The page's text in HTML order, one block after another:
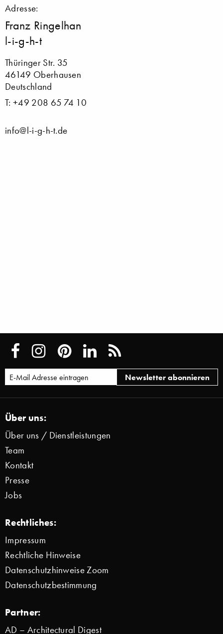
Adresse:
Franz Ringelhan
l-i-g-h-t
Thüringer Str. 35
46149 Oberhausen
Deutschland
T: +49 208 65 74 10
info@l-i-g-h-t.de
Über uns:
Über uns / Dienstleistungen
Team
Kontakt
Presse
Jobs
Rechtliches:
Impressum
Rechtliche Hinweise
Datenschutzhinweise Zoom
Datenschutzbestimmung
Partner:
AD – Architectural Digest